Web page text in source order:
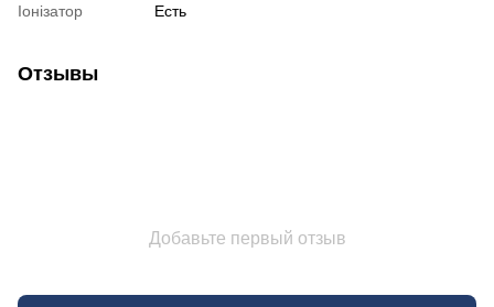
Іонізатор
Есть
Отзывы
Добавьте первый отзыв